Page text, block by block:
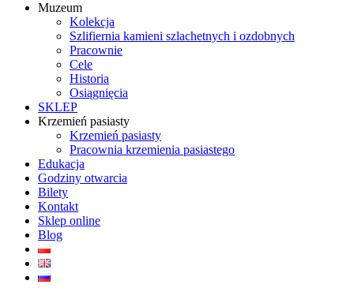
Muzeum
Kolekcja
Szlifiernia kamieni szlachetnych i ozdobnych
Pracownie
Cele
Historia
Osiągnięcia
SKLEP
Krzemień pasiasty
Krzemień pasiasty
Pracownia krzemienia pasiastego
Edukacja
Godziny otwarcia
Bilety
Kontakt
Sklep online
Blog